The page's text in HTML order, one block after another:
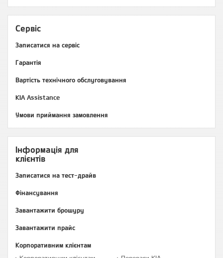
Сервіс
Записатися на сервіс
Гарантія
Вартість технічного обслуговування
KIA Assistance
Умови приймання замовлення
Інформація для
клієнтів
Записатися на тест-драйв
Фінансування
Завантажити брошуру
Завантажити прайс
Корпоративним клієнтам